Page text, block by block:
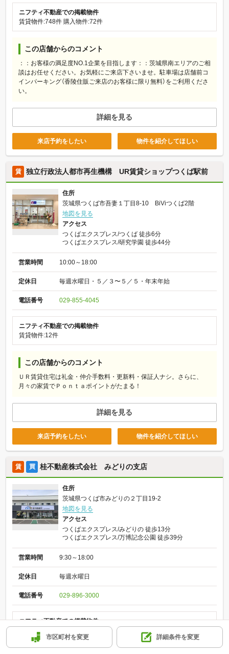
ニフティ不動産での掲載物件
賃貸物件:748件 購入物件:72件
この店舗からのコメント
：：お客様の満足度NO.1企業を目指します：：茨城県南エリアのご相
談はお任せください。お気軽にご来店下さいませ。駐車場は店舗前コ
インパーキング（香陵住販ご来店のお客様に限り無料）をご利用くださ
い。
詳細を見る
来店予約をしたい 物件を紹介してほしい
賃 独立行政法人都市再生機構 UR賃貸ショップつくば駅前
住所
茨城県つくば市吾妻１丁目8-10 BiViつくば2階
地図を見る
アクセス
つくばエクスプレス/つくば 徒歩6分
つくばエクスプレス/研究学園 徒歩44分
営業時間 10:00～18:00
定休日 毎週水曜日・５／３〜５／５・年末年始
電話番号 029-855-4045
ニフティ不動産での掲載物件
賃貸物件:12件
この店舗からのコメント
ＵＲ賃貸住宅は礼金・仲介手数料・更新料・保証人ナシ。さらに、
月々の家賃でＰｏｎｔａポイントがたまる！
詳細を見る
来店予約をしたい 物件を紹介してほしい
賃 買 桂不動産株式会社 みどりの支店
住所
茨城県つくば市みどりの２丁目19-2
地図を見る
アクセス
つくばエクスプレス/みどりの 徒歩13分
つくばエクスプレス/万博記念公園 徒歩39分
営業時間 9:30～18:00
定休日 毎週水曜日
電話番号 029-896-3000
ニフティ不動産での掲載物件
賃貸物件:186件
市区町村を変更 詳細条件を変更